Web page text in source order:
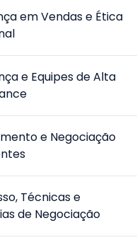
em Vendas e Ética
e Equipes de Alta
e Negociação
Técnicas e
de Negociação